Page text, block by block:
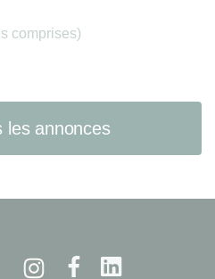
comprises)
les annonces
InstagramFacebook